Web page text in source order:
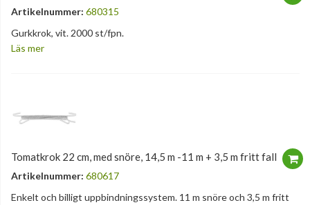
Artikelnummer: 680315
Gurkkrok, vit. 2000 st/fpn.
Läs mer
Tomatkrok 22 cm, med snöre, 14,5 m -11 m + 3,5 m fritt fall
Artikelnummer: 680617
Enkelt och billigt uppbindningssystem. 11 m snöre och 3,5 m fritt